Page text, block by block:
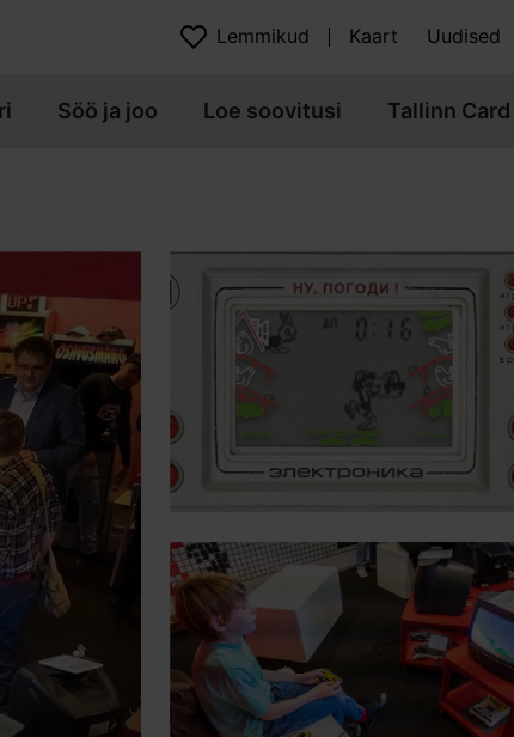
Lemmikud Kaart Uudised
Söö ja joo Loe soovitusi Tallinn Card